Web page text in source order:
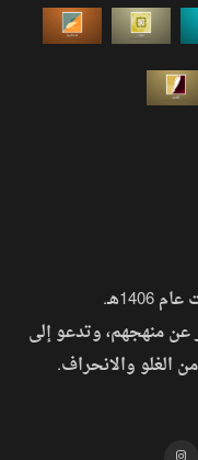
عن منهجهم، وتدعو إلى
الغلو والانحراف.